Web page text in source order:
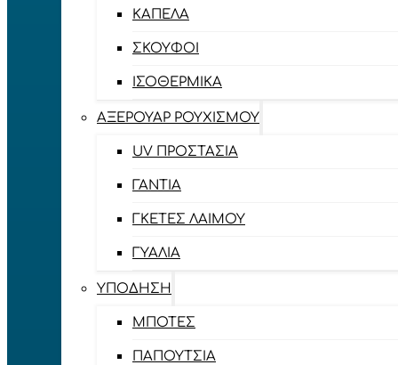
ΚΑΠΈΛΑ
ΣΚΟΎΦΟΙ
ΙΣΟΘΕΡΜΙΚΆ
ΑΞΕΡΟΥΆΡ ΡΟΥΧΙΣΜΟΎ
UV ΠΡΟΣΤΑΣΊΑ
ΓΆΝΤΙΑ
ΓΚΈΤΕΣ ΛΑΊΜΟΥ
ΓΥΑΛΙΆ
ΥΠΌΔΗΣΗ
ΜΠΌΤΕΣ
ΠΑΠΟΎΤΣΙΑ